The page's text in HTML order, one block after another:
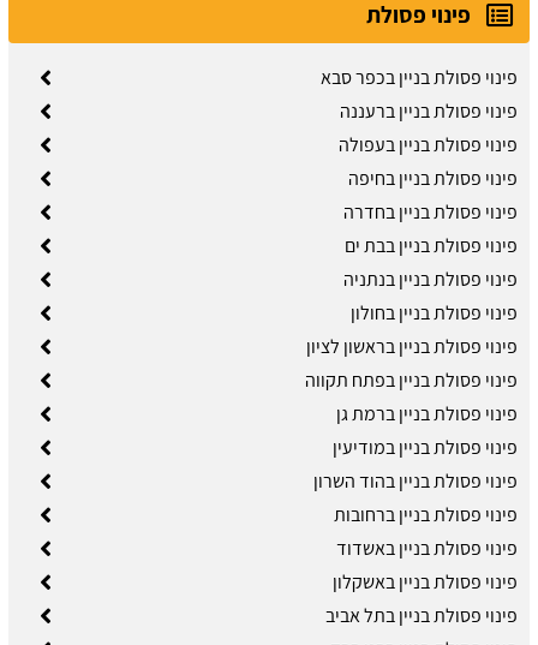
פינוי פסולת
פינוי פסולת בניין בכפר סבא
פינוי פסולת בניין ברעננה
פינוי פסולת בניין בעפולה
פינוי פסולת בניין בחיפה
פינוי פסולת בניין בחדרה
פינוי פסולת בניין בבת ים
פינוי פסולת בניין בנתניה
פינוי פסולת בניין בחולון
פינוי פסולת בניין בראשון לציון
פינוי פסולת בניין בפתח תקווה
פינוי פסולת בניין ברמת גן
פינוי פסולת בניין במודיעין
פינוי פסולת בניין בהוד השרון
פינוי פסולת בניין ברחובות
פינוי פסולת בניין באשדוד
פינוי פסולת בניין באשקלון
פינוי פסולת בניין בתל אביב